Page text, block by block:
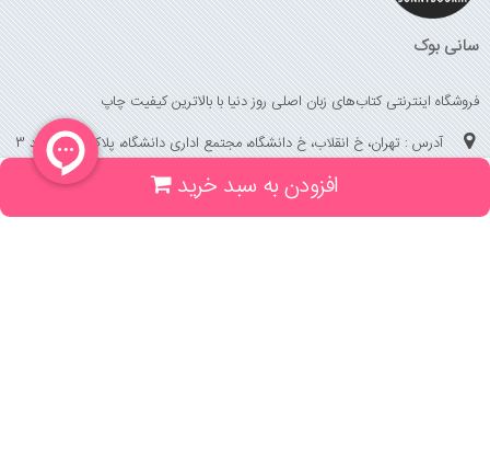
افزودن به سبد خرید
سانی بوک
فروشگاه اینترنتی کتاب‌های زبان اصلی روز دنیا با بالاترین کیفیت چاپ
آدرس : تهران، خ انقلاب، خ دانشگاه، مجتمع اداری دانشگاه، پلاک 158 واحد 3
(جهت خرید حضوری، تلفنی ، پیگیری سفارشات سایت با شماره تلفن 02166175070
تماس حاصل فرمایید)